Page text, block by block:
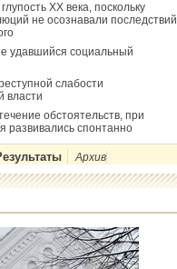
ХХ века, поскольку
не осознавали последствий
удавшийся социальный
слабости
власти
обстоятельств, при
развивались спонтанно
Архив